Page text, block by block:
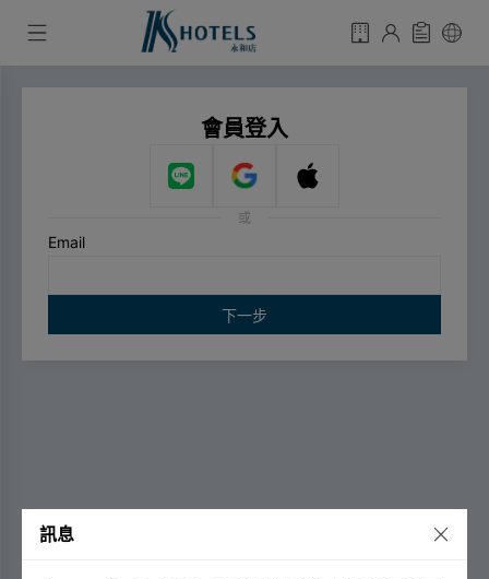
會員登入
或
Email
下一步
訊息